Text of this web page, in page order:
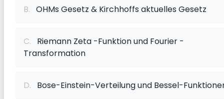
B. OHMs Gesetz & Kirchhoffs aktuelles Gesetz
C. Riemann Zeta -Funktion und Fourier -
Transformation
D. Bose-Einstein-Verteilung und Bessel-